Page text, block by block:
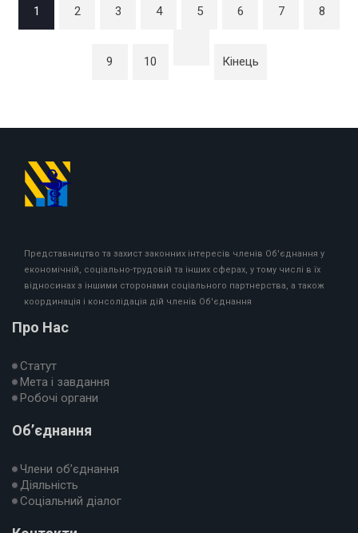
1 2 3 4 5 6 7 8
9 10 Кінець
Представництво та захист законних інтересів членів Об'єднання у
економічній, соціально-трудовій та інших сферах, у тому числі в їх
відносинах з іншими сторонами соціального партнерства, а також
координація і консолідація дій членів Об'єднання
Про Нас
Статут
Мета і завдання
Робочі органи
Об’єднання
Члени об’єднання
Діяльність
Соціальний діалог